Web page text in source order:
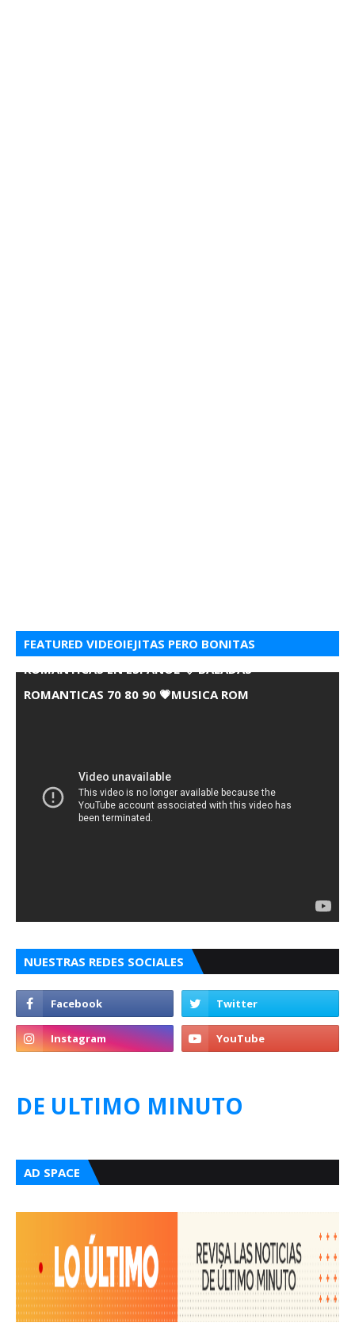
FEATURED VIDEOIEJITAS PERO BONITAS
ROMANTICAS EN ESPANOL 💘 BALADAS
ROMANTICAS 70 80 90 💗MUSICA ROM
NUESTRAS REDES SOCIALES
DE ULTIMO MINUTO
AD SPACE